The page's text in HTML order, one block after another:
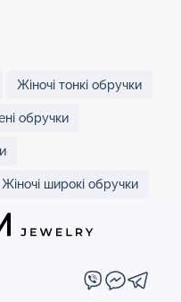
Жіночі тонкі обручки
обручки
Жіночі широкі обручки